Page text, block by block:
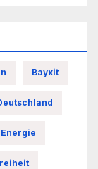
Bayxit
Energie